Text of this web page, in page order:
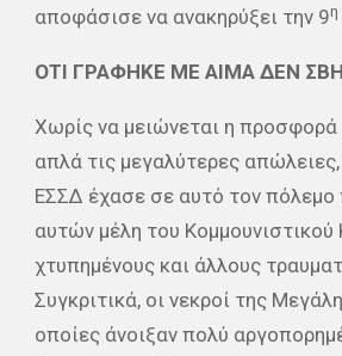
αποφάσισε να ανακηρύξει την 9η
ΟΤΙ ΓΡΑΦΗΚΕ ΜΕ ΑΙΜΑ ΔΕΝ
Χωρίς να μειώνεται η προσφορά
απλά τις μεγαλύτερες
ΕΣΣΔ έχασε σε αυτό τον πόλεμο
αυτών μέλη του
χτυπημένους και άλλους
Συγκριτικά, οι νεκροί της
οποίες άνοιξαν πολύ